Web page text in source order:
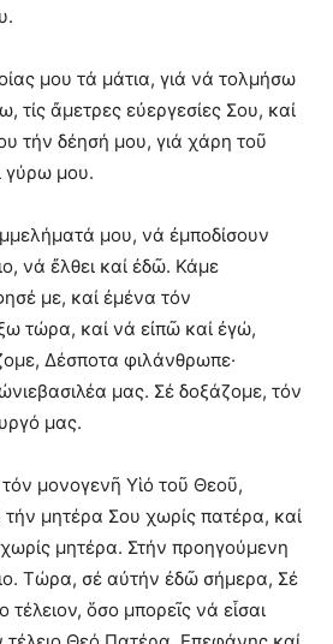
μου τά μάτια, γιά νά τολμήσω
τίς ἄμετρες εὐεργεσίες Σου, καί
τήν δέησή μου, γιά χάρη τοῦ
γύρω μου.
μου, νά ἐμποδίσουν
νά ἔλθει καί ἐδῶ. Κάμε
με, καί ἐμένα τόν
τώρα, καί νά εἰπῶ καί ἐγώ,
Δέσποτα φιλάνθρωπε·
μας. Σέ δοξάζομε, τόν
μας.
μονογενῆ Υἱό τοῦ Θεοῦ,
μητέρα Σου χωρίς πατέρα, καί
μητέρα. Στήν προηγούμενη
Τώρα, σέ αὐτήν ἐδῶ σήμερα, Σέ
τέλειον, ὅσο μπορεῖς νά εἶσαι